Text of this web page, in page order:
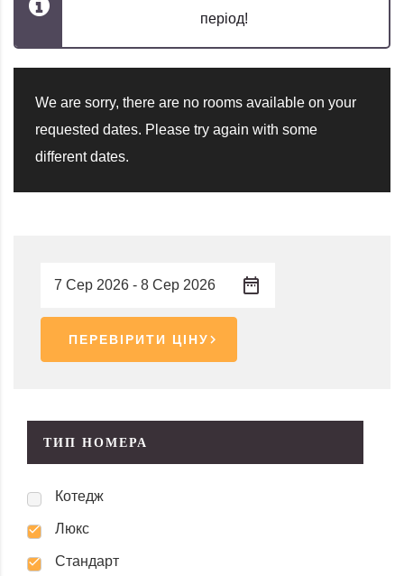
період!
We are sorry, there are no rooms available on your
requested dates. Please try again with some
different dates.
ПЕРЕВІРИТИ ЦІНУ
ТИП НОМЕРА
Котедж
Люкс
Стандарт